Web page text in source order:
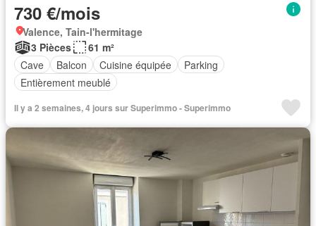
730 €/mois
Valence, Tain-l'hermitage
3 Pièces
61 m²
Cave
Balcon Cuisine équipée
Parking
Entièrement meublé
Il y a 2 semaines, 4 jours sur Superimmo - Superimmo